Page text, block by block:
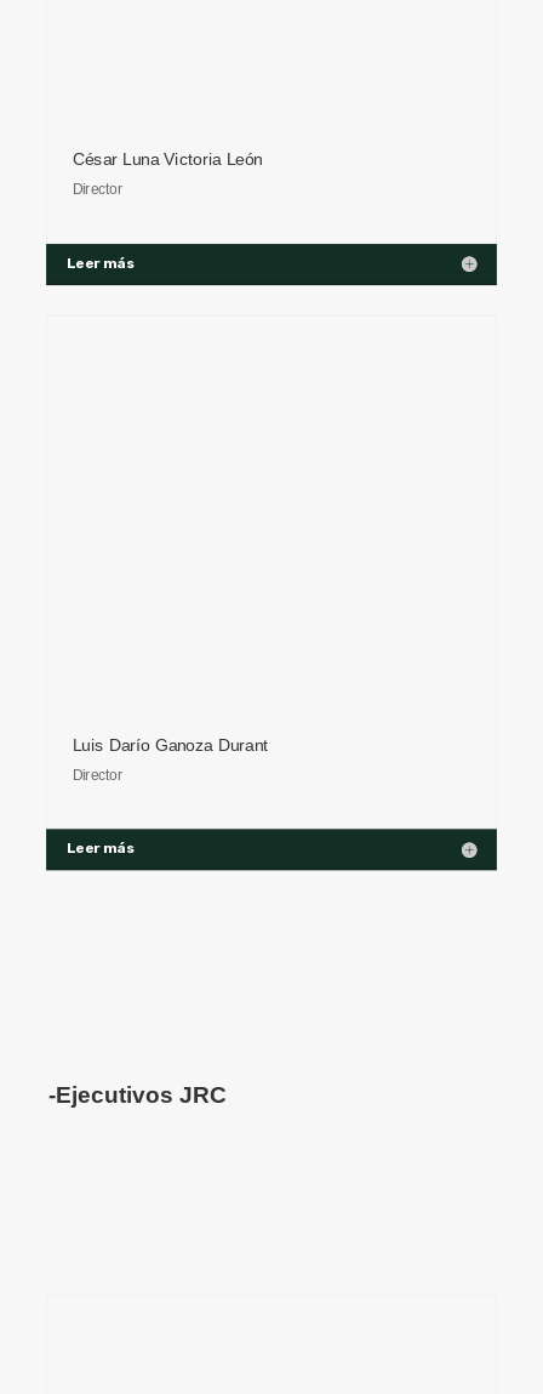
César Luna Victoria León
Director
Leer más
Luis Darío Ganoza Durant
Director
Leer más
-Ejecutivos JRC